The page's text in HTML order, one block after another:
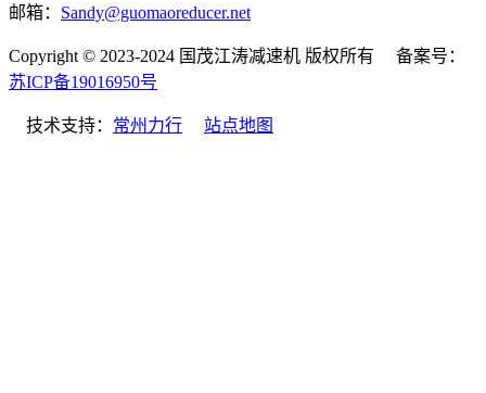
邮箱： Sandy@guomaoreducer.net
Copyright © 2023-2024 国茂江涛减速机 版权所有 备案号：
苏ICP备19016950号
技术支持： 常州力行 站点地图